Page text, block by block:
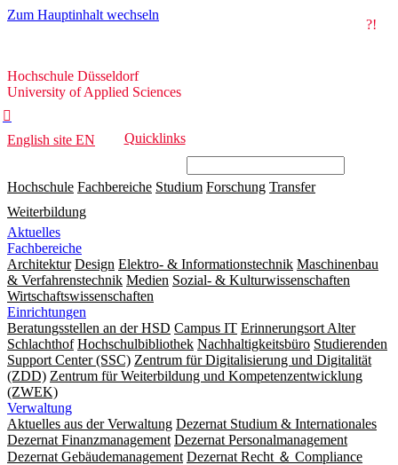
Zum Hauptinhalt wechseln
?!
Hochschule
Düsseldorf
Hochschule Düsseldorf
University of Applied Sciences

English site EN Quicklinks
Hochschule Fachbereiche Studium Forschung Transfer
Weiterbildung
Aktuelles
Fachbereiche
Architektur Design Elektro- & Informationstechnik Maschinenbau
& Verfahrenstechnik Medien Sozial- & Kulturwissenschaften
Wirtschaftswissenschaften
Einrichtungen
Beratungsstellen an der HSD Campus IT Erinnerungsort Alter
Schlachthof Hochschulbibliothek Nachhaltigkeitsbüro Studierenden
Support Center (SSC) Zentrum für Digitalisierung und Digitalität
(ZDD) Zentrum für Weiterbildung und Kompetenzentwicklung
(ZWEK)
Verwaltung
Aktuelles aus der Verwaltung Dezernat Studium & Internationales
Dezernat Finanzmanagement Dezernat Personalmanagement
Dezernat Gebäudemanagement Dezernat Recht ＆ Compliance